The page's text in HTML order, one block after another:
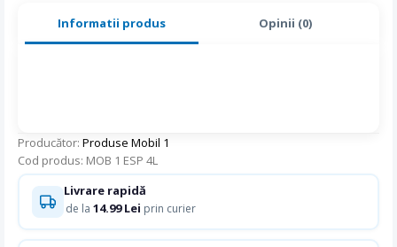
Informatii produs Opinii (0)
Producător: Produse Mobil 1
Cod produs: MOB 1 ESP 4L
Livrare rapidă
de la 14.99 Lei prin curier